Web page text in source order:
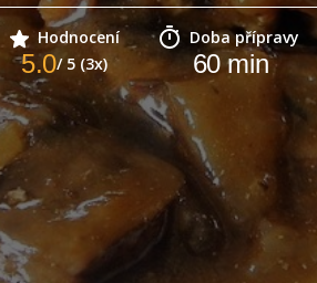
Hodnocení
5.0/ 5 (3x)
Doba přípravy
60min